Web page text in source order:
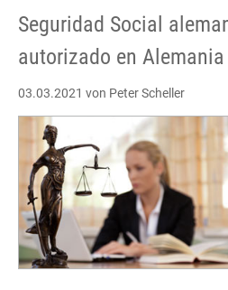
Seguridad Social
autorizado en Alemania
03.03.2021 von Peter Scheller